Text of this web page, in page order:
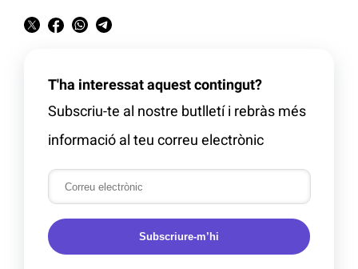
T'ha interessat aquest contingut?
Subscriu-te al nostre butlletí i rebràs més
informació al teu correu electrònic
Subscriure-m’hi